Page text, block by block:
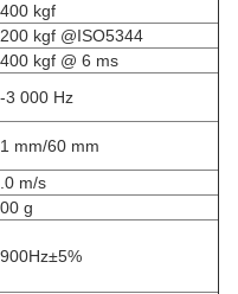
kgf
kgf @ISO5344
kgf @ 6 ms
3 000 Hz
mm/60 mm
m/s
g